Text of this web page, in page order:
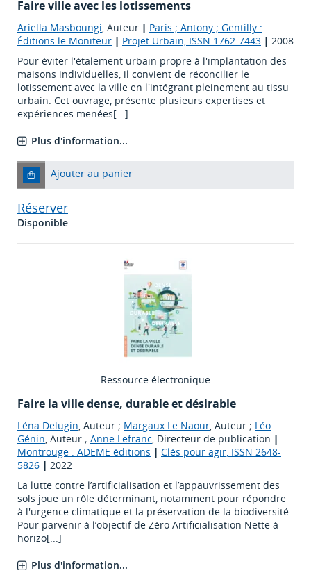
Faire ville avec les lotissements
Ariella Masboungi, Auteur | Paris ; Antony ; Gentilly :
Éditions le Moniteur | Projet Urbain, ISSN 1762-7443 | 2008
Pour éviter l'étalement urbain propre à l'implantation des
maisons individuelles, il convient de réconcilier le
lotissement avec la ville en l'intégrant pleinement au tissu
urbain. Cet ouvrage, présente plusieurs expertises et
expériences menées[...]
Plus d'information...
Ajouter au panier
Réserver
Disponible
Ressource électronique
Faire la ville dense, durable et désirable
Léna Delugin, Auteur ; Margaux Le Naour, Auteur ; Léo
Génin, Auteur ; Anne Lefranc, Directeur de publication |
Montrouge : ADEME éditions | Clés pour agir, ISSN 2648-
5826 | 2022
La lutte contre l’artificialisation et l’appauvrissement des
sols joue un rôle déterminant, notamment pour répondre
à l'urgence climatique et la préservation de la biodiversité.
Pour parvenir à l’objectif de Zéro Artificialisation Nette à
horizo[...]
Plus d'information...